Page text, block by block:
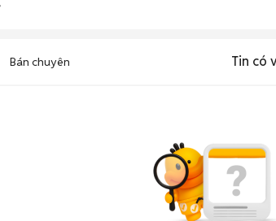
Bán chuyên Tin có